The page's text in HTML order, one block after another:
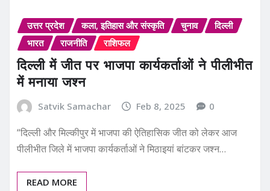
उत्तर प्रदेश कला, इतिहास और संस्कृति चुनाव
दिल्ली
भारत
राजनीति राशिफल
दिल्ली में जीत पर भाजपा कार्यकर्ताओं ने पीलीभीत
में मनाया जश्न
Satvik Samachar Feb 8, 2025 0
“दिल्ली और मिल्कीपुर में भाजपा की ऐतिहासिक जीत को लेकर आज
पीलीभीत जिले में भाजपा कार्यकर्ताओं ने मिठाइयां बांटकर जश्न…
READ MORE